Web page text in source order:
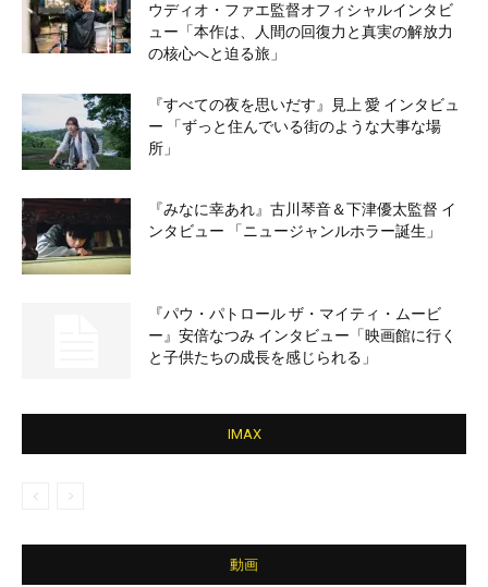
ウディオ・ファエ監督オフィシャルインタビ
ュー「本作は、人間の回復力と真実の解放力
の核心へと迫る旅」
『すべての夜を思いだす』見上 愛 インタビュ
ー 「ずっと住んでいる街のような大事な場
所」
『みなに幸あれ』古川琴音＆下津優太監督 イ
ンタビュー 「ニュージャンルホラー誕生」
『パウ・パトロール ザ・マイティ・ムービ
ー』安倍なつみ インタビュー「映画館に行く
と子供たちの成長を感じられる」
IMAX
動画